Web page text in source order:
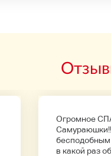
Огромное
Самураюшки!!
в какой раз